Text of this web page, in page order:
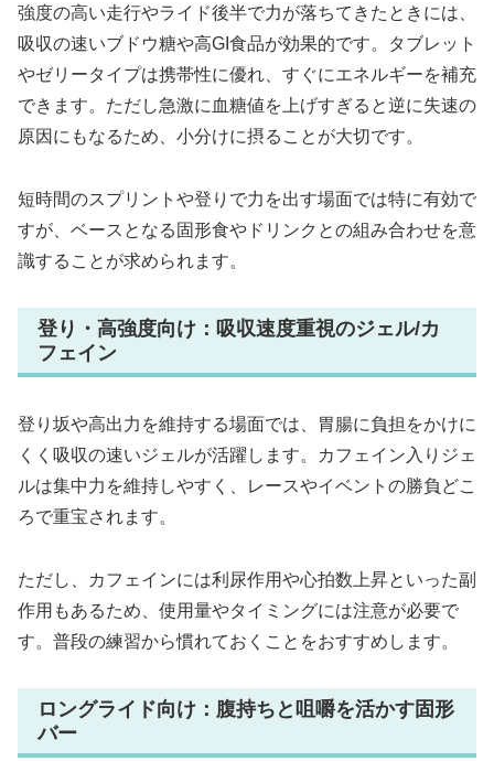
強度の高い走行やライド後半で力が落ちてきたときには、
吸収の速いブドウ糖や高GI食品が効果的です。タブレット
やゼリータイプは携帯性に優れ、すぐにエネルギーを補充
できます。ただし急激に血糖値を上げすぎると逆に失速の
原因にもなるため、小分けに摂ることが大切です。
短時間のスプリントや登りで力を出す場面では特に有効で
すが、ベースとなる固形食やドリンクとの組み合わせを意
識することが求められます。
登り・高強度向け：吸収速度重視のジェル/カ
フェイン
登り坂や高出力を維持する場面では、胃腸に負担をかけに
くく吸収の速いジェルが活躍します。カフェイン入りジェ
ルは集中力を維持しやすく、レースやイベントの勝負どこ
ろで重宝されます。
ただし、カフェインには利尿作用や心拍数上昇といった副
作用もあるため、使用量やタイミングには注意が必要で
す。普段の練習から慣れておくことをおすすめします。
ロングライド向け：腹持ちと咀嚼を活かす固形
バー